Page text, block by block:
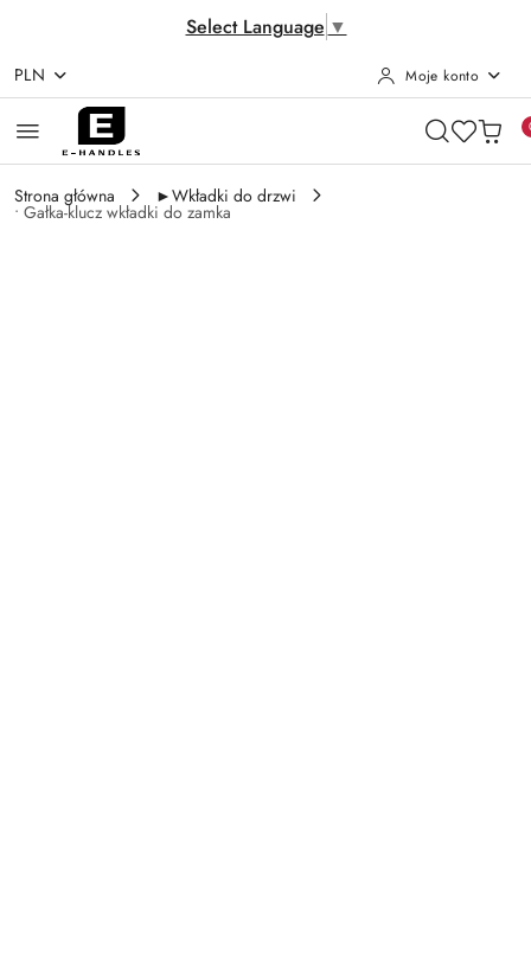
Select Language ▼
Przejdź do treści głównej
Przejdź do wyszukiwarki
Przejdź do moje konto
Przejdź do menu głównego
Przejdź do opisu produktu
Przejdź do stopki
PLN Moje konto
Strona główna ►Wkładki do drzwi
• Gałka-klucz wkładki do zamka